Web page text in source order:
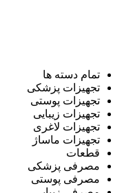
تمام دسته ها
تجهیزات پزشکی
تجهیزات پوستی
تجهیزات زیبایی
تجهیزات لاغری
تجهیزات ماساژ
قطعات
مصرفی پزشکی
مصرفی پوستی